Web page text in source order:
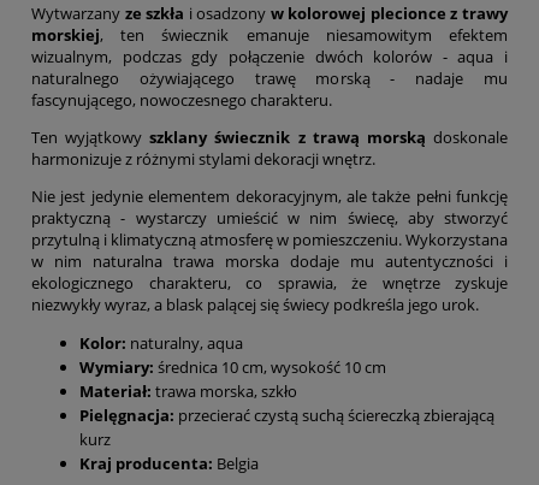
Wytwarzany ze szkła i osadzony w kolorowej plecionce z trawy
morskiej, ten świecznik emanuje niesamowitym efektem
wizualnym, podczas gdy połączenie dwóch kolorów - aqua i
naturalnego ożywiającego trawę morską - nadaje mu
fascynującego, nowoczesnego charakteru.
Ten wyjątkowyszklany świecznik z trawą morską doskonale
harmonizuje z różnymi stylami dekoracji wnętrz.
Nie jest jedynie elementem dekoracyjnym, ale także pełni funkcję
praktyczną - wystarczy umieścić w nim świecę, aby stworzyć
przytulną i klimatyczną atmosferę w pomieszczeniu. Wykorzystana
w nim naturalna trawa morska dodaje mu autentyczności i
ekologicznego charakteru, co sprawia, że wnętrze zyskuje
niezwykły wyraz, a blask palącej się świecy podkreśla jego urok.
Kolor: naturalny, aqua
Wymiary: średnica 10 cm, wysokość 10 cm
Materiał: trawa morska, szkło
Pielęgnacja: przecierać czystą suchą ściereczką zbierającą
kurz
Kraj producenta: Belgia